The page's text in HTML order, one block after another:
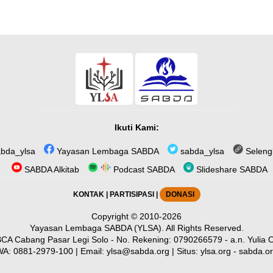
Ikuti Kami:
Yayasan Lembaga SABDA sabda_ylsa
SABDA Alkitab
Podcast SABDA Slideshare SABDA
KONTAK| PARTISIPASI DONASI
Copyright © 2010-2026
Yayasan Lembaga SABDA (YLSA). All Rights Reserved.
Cabang Pasar Legi Solo - No. Rekening: 0790266579 - a.n. Yulia
0881-2979-100| Email: ylsa@sabda.org | Situs: ylsa.org -